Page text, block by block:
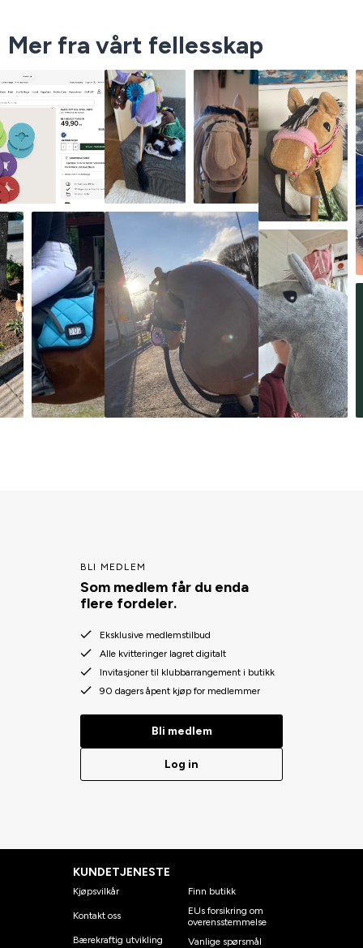
Mer fra vårt fellesskap
BLI MEDLEM
Som medlem får du enda
flere fordeler.
Eksklusive medlemstilbud
Alle kvitteringer lagret digitalt
Invitasjoner til klubbarrangement i butikk
90 dagers åpent kjøp for medlemmer
Bli medlem
Log in
KUNDETJENESTE
Kjøpsvilkår
Kontakt oss
Bærekraftig utvikling
Finn butikk
EUs forsikring om
overensstemmelse
Vanlige spørsmål